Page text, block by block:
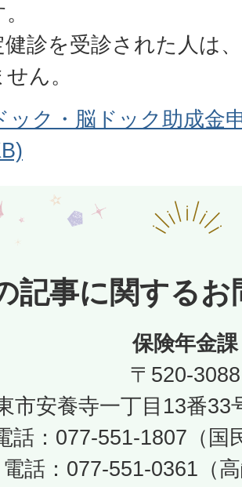
健診を受診された人は
ん。
ック・脳ドック助成金
記事に関するお
保険年金課
〒520-3088
市安養寺一丁目13番33
話：077-551-1807（国
電話：077-551-0361（